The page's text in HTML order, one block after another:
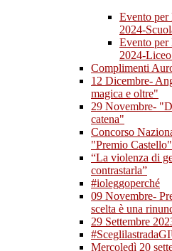
Evento per
2024-
Evento per
2024-
Complimenti
12 Dicembre-
magica e oltre"
29 Novembre-
catena"
Concorso
"Premio Castello"
“La violenza di
contrastarla”
#ioleggoperché
09 Novembre-
scelta è una
29 Settembre
Mercoledì 20